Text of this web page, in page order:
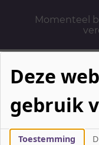
Momenteel
Mbo-
Werken & Leren
Deze
gebruik
Toestemming